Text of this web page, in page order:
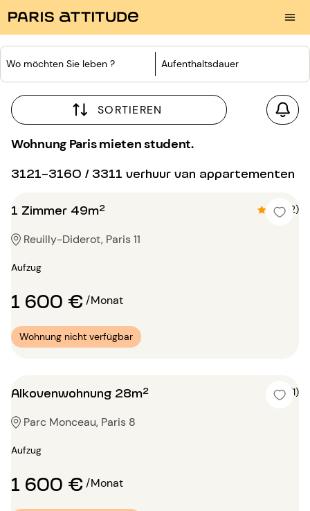
Wo möchten Sie leben ? Aufenthaltsdauer
SORTIEREN
Wohnung Paris mieten student.
3121-3160 / 3311 verhuur van appartementen
1 Zimmer 49m² 4.5 (2)
Reuilly-Diderot, Paris 11
Aufzug
1 600 €/Monat
Wohnung nicht verfügbar
Alkovenwohnung 28m² 5 (1)
Parc Monceau, Paris 8
Aufzug
1 600 €/Monat